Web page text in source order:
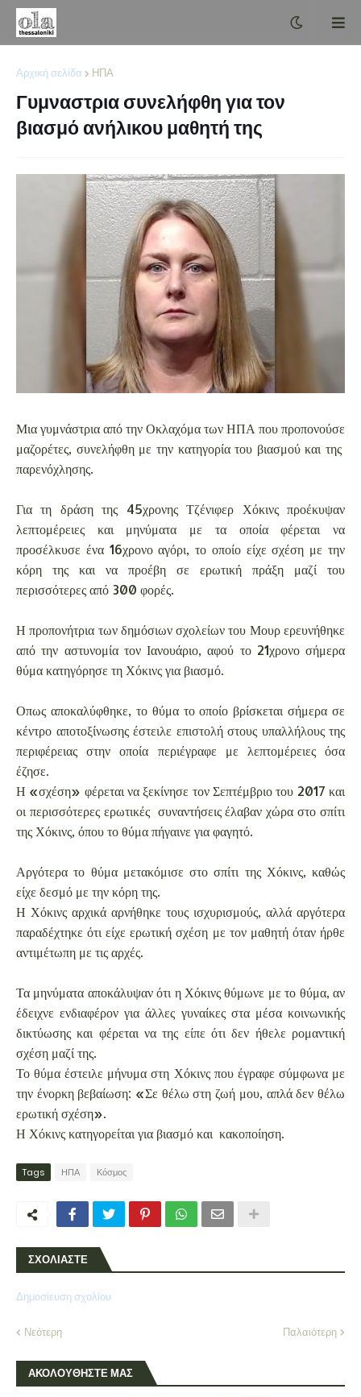
Αρχική σελίδα ΗΠΑ
Γυμναστρια συνελήφθη για τον
βιασμό ανήλικου μαθητή της
Μια γυμνάστρια από την Οκλαχόμα των ΗΠΑ που προπονούσε
μαζορέτες, συνελήφθη με την κατηγορία του βιασμού και της
παρενόχλησης.
Για τη δράση της 45χρονης Τζένιφερ Χόκινς προέκυψαν
λεπτομέρειες και μηνύματα με τα οποία φέρεται να
προσέλκυσε ένα 16χρονο αγόρι, το οποίο είχε σχέση με την
κόρη της και να προέβη σε ερωτική πράξη μαζί του
περισσότερες από 300 φορές.
Η προπονήτρια των δημόσιων σχολείων του Μουρ ερευνήθηκε
από την αστυνομία τον Ιανουάριο, αφού το 21χρονο σήμερα
θύμα κατηγόρησε τη Χόκινς για βιασμό.
Οπως αποκαλύφθηκε, το θύμα το οποίο βρίσκεται σήμερα σε
κέντρο αποτοξίνωσης έστειλε επιστολή στους υπαλλήλους της
περιφέρειας στην οποία περιέγραφε με λεπτομέρειες όσα
έζησε.
Η «σχέση» φέρεται να ξεκίνησε τον Σεπτέμβριο του 2017 και
οι περισσότερες ερωτικές συναντήσεις έλαβαν χώρα στο σπίτι
της Χόκινς, όπου το θύμα πήγαινε για φαγητό.
Αργότερα το θύμα μετακόμισε στο σπίτι της Χόκινς, καθώς
είχε δεσμό με την κόρη της.
Η Χόκινς αρχικά αρνήθηκε τους ισχυρισμούς, αλλά αργότερα
παραδέχτηκε ότι είχε ερωτική σχέση με τον μαθητή όταν ήρθε
αντιμέτωπη με τις αρχές.
Τα μηνύματα αποκάλυψαν ότι η Χόκινς θύμωνε με το θύμα, αν
έδειχνε ενδιαφέρον για άλλες γυναίκες στα μέσα κοινωνικής
δικτύωσης και φέρεται να της είπε ότι δεν ήθελε ρομαντική
σχέση μαζί της.
Το θύμα έστειλε μήνυμα στη Χόκινς που έγραφε σύμφωνα με
την ένορκη βεβαίωση: «Σε θέλω στη ζωή μου, απλά δεν θέλω
ερωτική σχέση».
Η Χόκινς κατηγορείται για βιασμό και κακοποίηση.
Tags ΗΠΑ Κόσμος
ΣΧΟΛΙΑΣΤΕ
Δημοσίευση σχολίου
Νεότερη Παλαιότερη
ΑΚΟΛΟΥΘΗΣΤΕ ΜΑΣ